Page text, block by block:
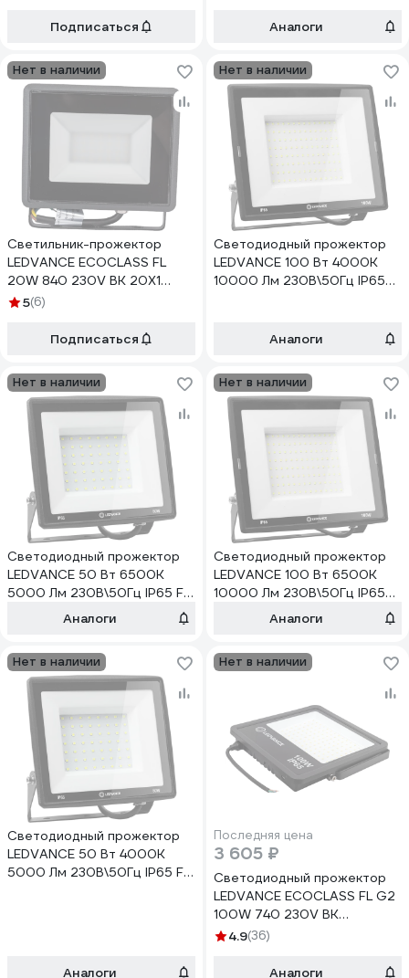
Подписаться Аналоги
Нет в наличии
Светильник-прожектор
LEDVANCE ECOCLASS FL
20W 840 230V BK 20X1
4058075176591
5(6)
Подписаться
Нет в наличии
Светодиодный прожектор
LEDVANCE 100 Вт 4000К
10000 Лм 230В\50Гц IP65
4099854137082
Аналоги
Нет в наличии
Светодиодный прожектор
LEDVANCE 50 Вт 6500К
5000 Лм 230В\50Гц IP65 FL
ECO 50W/765 230V BK 20x1
Аналоги
Нет в наличии
Светодиодный прожектор
LEDVANCE 100 Вт 6500К
10000 Лм 230В\50Гц IP65
FL ECO 100W/765 230V BK
Аналоги
Нет в наличии
Светодиодный прожектор
LEDVANCE 50 Вт 4000К
5000 Лм 230В\50Гц IP65 FL
Аналоги
Нет в наличии
Последняя цена
3 605 ₽
Светодиодный прожектор
LEDVANCE ECOCLASS FL G2
100W 740 230V BK
4058075709379
4.9(36)
Аналоги